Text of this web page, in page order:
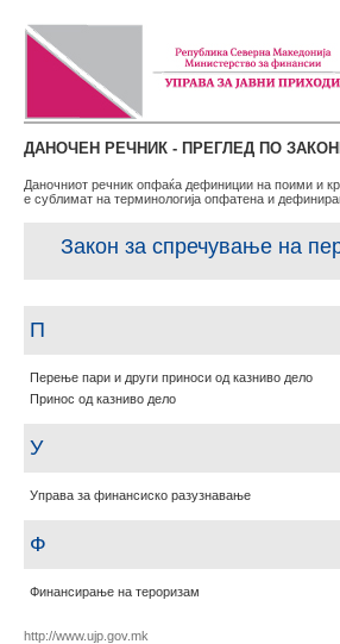
ДАНОЧЕН РЕЧНИК - ПРЕГЛЕД ПО
Даночниот речник опфаќа дефиниции на поими и
е сублимат на терминологија опфатена и
Закон за спречување на
П
Перење пари и други приноси од казниво дело
Принос од казниво дело
У
Управа за финансиско разузнавање
Ф
Финансирање на тероризам
http://www.ujp.gov.mk